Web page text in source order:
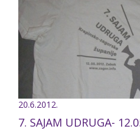
20.6.2012.
7. SAJAM UDRUGA-